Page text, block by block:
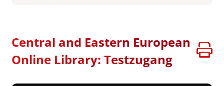
Central and Eastern European
Online Library: Testzugang